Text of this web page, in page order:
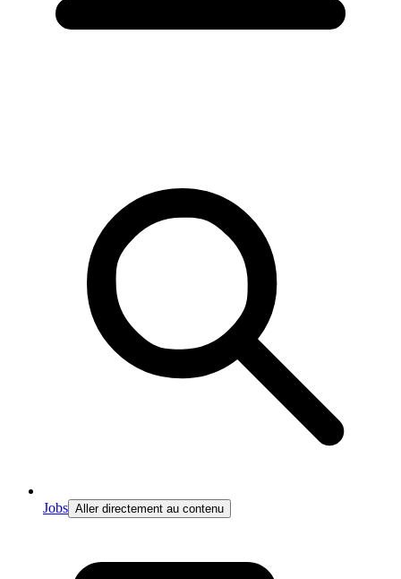
Jobs Aller directement au contenu